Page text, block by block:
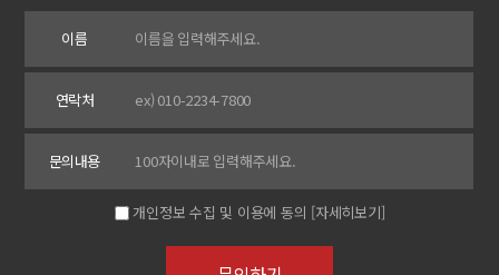
이름
연락처
문의내용
개인정보 수집 및 이용에 동의 [자세히보기]